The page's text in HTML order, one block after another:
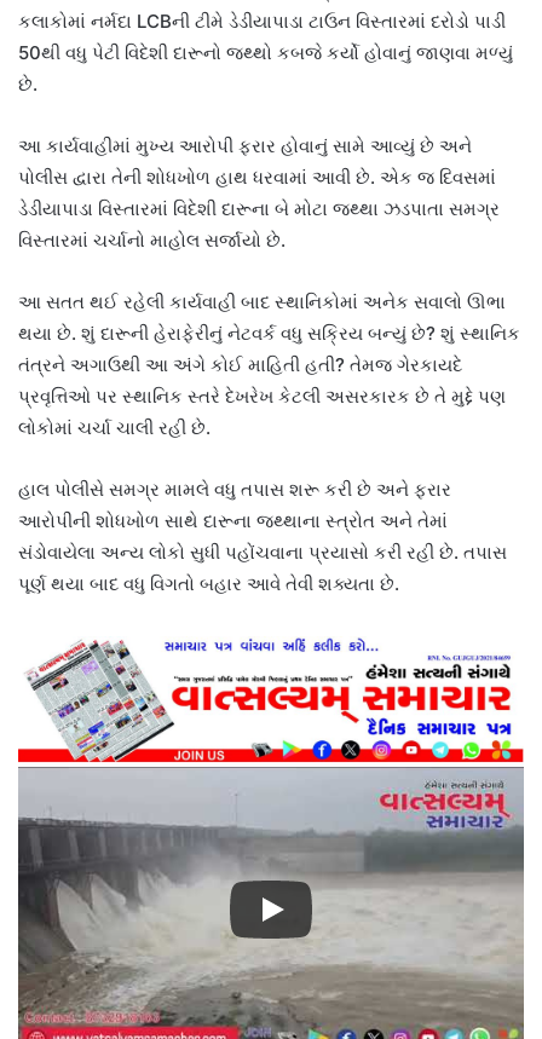
કલાકોમાં નર્મદા LCBની ટીમે ડેડીયાપાડા ટાઉન વિસ્તારમાં દરોડો પાડી
50થી વધુ પેટી વિદેશી દારૂનો જથ્થો કબજે કર્યો હોવાનું જાણવા મળ્યું
છે.
આ કાર્યવાહીમાં મુખ્ય આરોપી ફરાર હોવાનું સામે આવ્યું છે અને
પોલીસ દ્વારા તેની શોધખોળ હાથ ધરવામાં આવી છે. એક જ દિવસમાં
ડેડીયાપાડા વિસ્તારમાં વિદેશી દારૂના બે મોટા જથ્થા ઝડપાતા સમગ્ર
વિસ્તારમાં ચર્ચાનો માહોલ સર્જાયો છે.
આ સતત થઈ રહેલી કાર્યવાહી બાદ સ્થાનિકોમાં અનેક સવાલો ઊભા
થયા છે. શું દારૂની હેરાફેરીનું નેટવર્ક વધુ સક્રિય બન્યું છે? શું સ્થાનિક
તંત્રને અગાઉથી આ અંગે કોઈ માહિતી હતી? તેમજ ગેરકાયદે
પ્રવૃત્તિઓ પર સ્થાનિક સ્તરે દેખરેખ કેટલી અસરકારક છે તે મુદ્દે પણ
લોકોમાં ચર્ચા ચાલી રહી છે.
હાલ પોલીસે સમગ્ર મામલે વધુ તપાસ શરૂ કરી છે અને ફરાર
આરોપીની શોધખોળ સાથે દારૂના જથ્થાના સ્ત્રોત અને તેમાં
સંડોવાયેલા અન્ય લોકો સુધી પહોંચવાના પ્રયાસો કરી રહી છે. તપાસ
પૂર્ણ થયા બાદ વધુ વિગતો બહાર આવે તેવી શક્યતા છે.